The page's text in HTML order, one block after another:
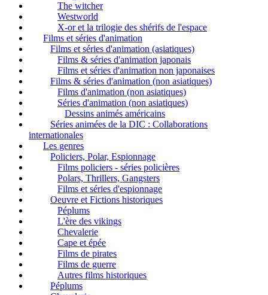
The witcher
Westworld
X-or et la trilogie des shérifs de l'espace
Films et séries d'animation
Films et séries d'animation (asiatiques)
Films & séries d'animation japonais
Films et séries d'animation non japonaises
Films & séries d'animation (non asiatiques)
Films d'animation (non asiatiques)
Séries d'animation (non asiatiques)
Dessins animés américains
Séries animées de la DIC : Collaborations
internationales
Les genres
Policiers, Polar, Espionnage
Films policiers - séries policières
Polars, Thrillers, Gangsters
Films et séries d'espionnage
Oeuvre et Fictions historiques
Péplums
L'ère des vikings
Chevalerie
Cape et épée
Films de pirates
Films de guerre
Autres films historiques
Péplums